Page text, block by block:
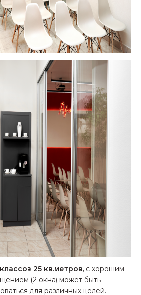
25 кв.метров, с хорошим
(2 окна) может быть
для различных целей.